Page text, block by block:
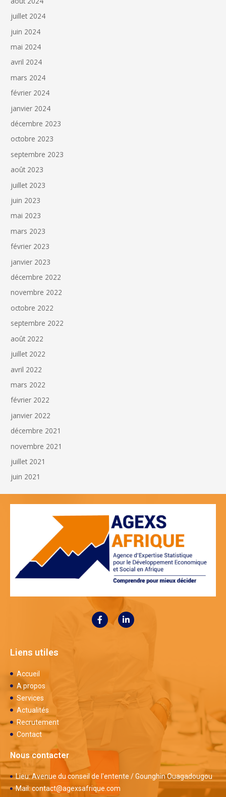
juillet 2024
juin 2024
mai 2024
avril 2024
mars 2024
février 2024
janvier 2024
décembre 2023
octobre 2023
septembre 2023
août 2023
juillet 2023
juin 2023
mai 2023
mars 2023
février 2023
janvier 2023
décembre 2022
novembre 2022
octobre 2022
septembre 2022
août 2022
juillet 2022
avril 2022
mars 2022
février 2022
janvier 2022
décembre 2021
novembre 2021
juillet 2021
juin 2021
Liens utiles
Accueil
A propos
Services
Actualités
Recrutement
Contact
Nous contacter
Lieu: Avenue du conseil de l'entente / Gounghin Ouagadougou
Mail: contact@agexsafrique.com